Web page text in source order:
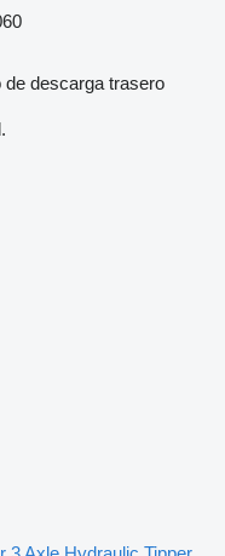
de descarga trasero